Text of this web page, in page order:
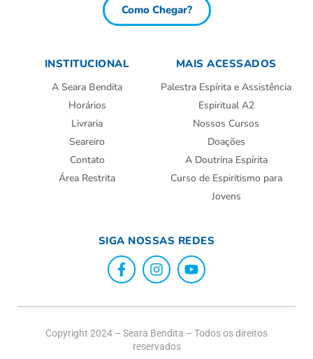
Como Chegar?
INSTITUCIONAL
A Seara Bendita
Horários
Livraria
Seareiro
Contato
Área Restrita
MAIS ACESSADOS
Palestra Espírita e Assistência
Espiritual A2
Nossos Cursos
Doações
A Doutrina Espírita
Curso de Espiritismo para
Jovens
SIGA NOSSAS REDES
Copyright 2024 – Seara Bendita – Todos os direitos
reservados